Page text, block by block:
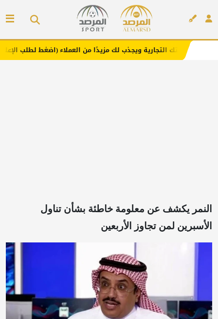
ويجذب لك مزيدًا من العملاء (اضغط لطلب الإعلان)
النمر يكشف عن معلومة خاطئة بشأن تناول
الأسبرين لمن تجاوز الأربعين